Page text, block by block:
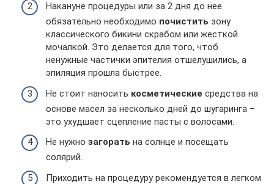
Накануне процедуры или за 2 дня до нее
обязательно необходимо почистить зону
классического бикини скрабом или жесткой
мочалкой. Это делается для того, чтоб
ненужные частички эпителия отшелушились, а
эпиляция прошла быстрее.
Не стоит наносить косметические средства на
основе масел за несколько дней до шугаринга –
это ухудшает сцепление пасты с волосами.
Не нужно загорать на солнце и посещать
солярий.
Приходить на процедуру рекомендуется в легком